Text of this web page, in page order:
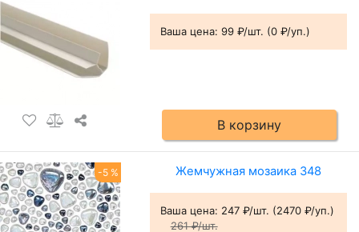
Ваша цена: 99 ₽/шт. (0 ₽/уп.)
В корзину
-5 % Жемчужная мозаика 348
Ваша цена: 247 ₽/шт. (2470 ₽/уп.)
261 ₽/шт.